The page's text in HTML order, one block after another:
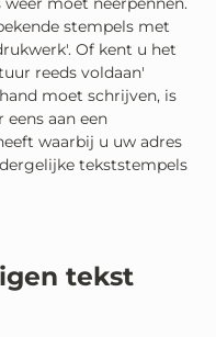
stempels met
Of kent u het
reeds voldaan'
moet schrijven, is
aan een
waarbij u uw adres
tekststempels
tekst